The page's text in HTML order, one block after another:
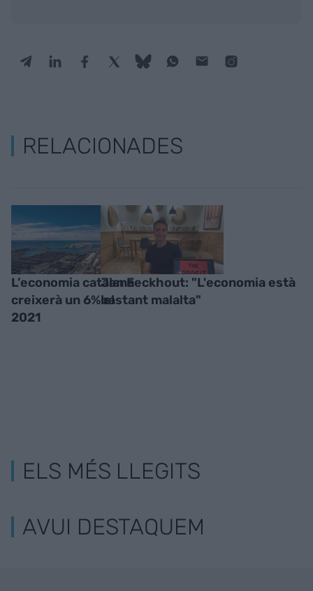
RELACIONADES
L’economia catalana
creixerà un 6% el
2021
Jan Eeckhout: "L'economia està
bastant malalta"
ELS MÉS LLEGITS
AVUI DESTAQUEM